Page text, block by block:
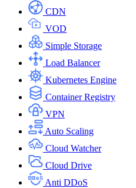
CDN
VOD
Simple Storage
Load Balancer
Kubernetes Engine
Container Registry
VPN
Auto Scaling
Cloud Watcher
Cloud Drive
Anti DDoS